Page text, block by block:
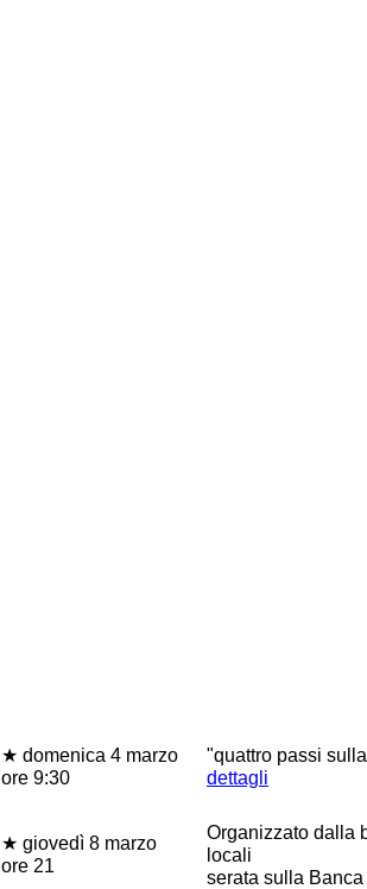
★ domenica 4 marzo
ore 9:30
"quattro passi
dettagli
★ giovedì 8 marzo
ore 21
Organizzato dalla
locali
serata sulla